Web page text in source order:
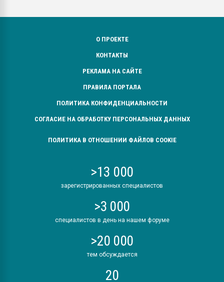
О ПРОЕКТЕ
КОНТАКТЫ
РЕКЛАМА НА САЙТЕ
ПРАВИЛА ПОРТАЛА
ПОЛИТИКА КОНФИДЕНЦИАЛЬНОСТИ
СОГЛАСИЕ НА ОБРАБОТКУ ПЕРСОНАЛЬНЫХ ДАННЫХ
ПОЛИТИКА В ОТНОШЕНИИ ФАЙЛОВ COOKIE
>13 000
зарегистрированных специалистов
>3 000
специалистов в день на нашем форуме
>20 000
тем обсуждается
20